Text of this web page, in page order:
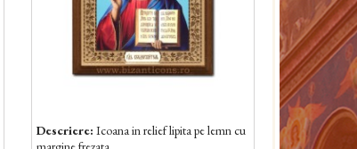
Descriere: Icoana in relief lipita pe lemn cu